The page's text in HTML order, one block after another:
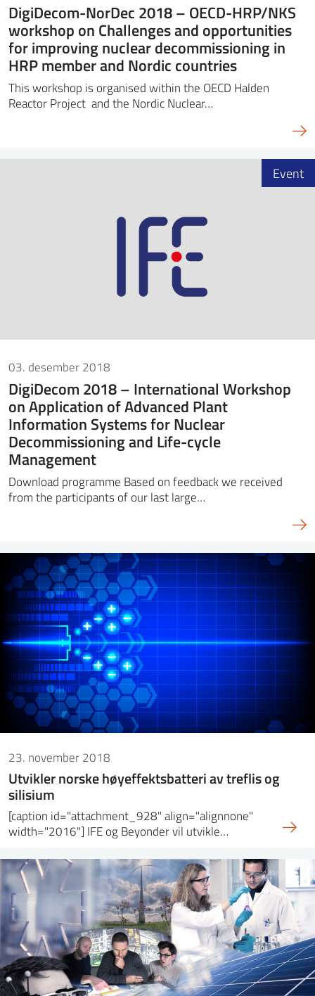
DigiDecom-NorDec 2018 – OECD-HRP/NKS
workshop on Challenges and opportunities
for improving nuclear decommissioning in
HRP member and Nordic countries
This workshop is organised within the OECD Halden
Reactor Project and the Nordic Nuclear…
03. desember 2018
DigiDecom 2018 – International Workshop
on Application of Advanced Plant
Information Systems for Nuclear
Decommissioning and Life-cycle
Management
Download programme Based on feedback we received
from the participants of our last large…
Event
23. november 2018
Utvikler norske høyeffektsbatteri av treflis og
silisium
[caption id="attachment_928" align="alignnone"
width="2016"] IFE og Beyonder vil utvikle…